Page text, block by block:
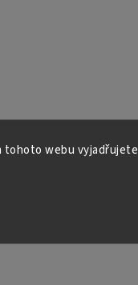
tohoto webu vyjadřujete